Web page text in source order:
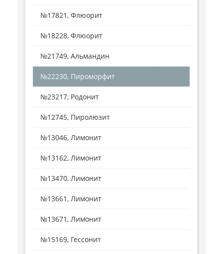
№17821, Флюорит
№18228, Флюорит
№21749, Альмандин
№22230, Пироморфит
№23217, Родонит
№12745, Пиролюзит
№13046, Лимонит
№13162, Лимонит
№13470, Лимонит
№13661, Лимонит
№13671, Лимонит
№15169, Гессонит